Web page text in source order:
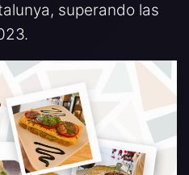
superando las